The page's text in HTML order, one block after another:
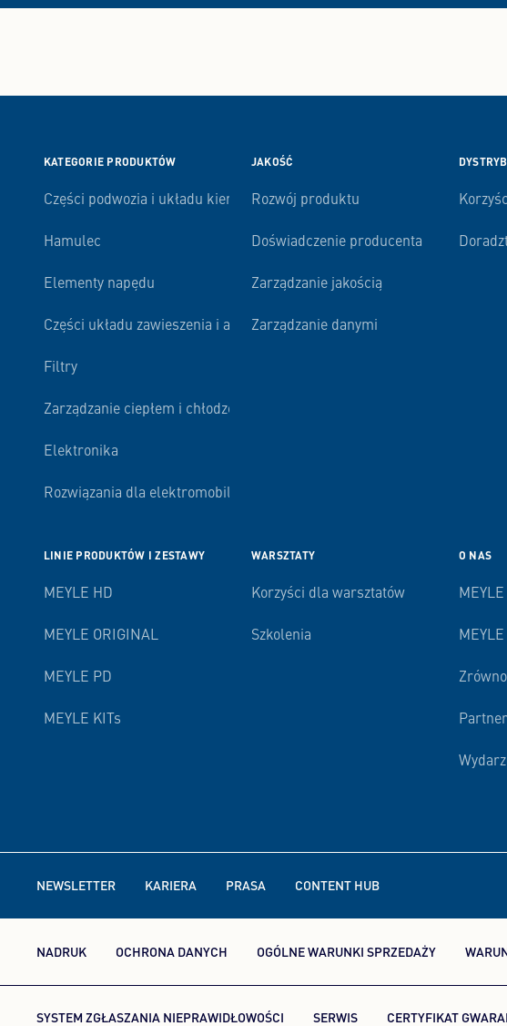
KATEGORIE PRODUKTÓW
Części podwozia i układu kierowniczego
Hamulec
Elementy napędu
Części układu zawieszenia i amortyzacji
Filtry
Zarządzanie ciepłem i chłodzenie silnika
Elektronika
Rozwiązania dla elektromobilności
LINIE PRODUKTÓW I ZESTAWY
MEYLE HD
MEYLE ORIGINAL
MEYLE PD
MEYLE KITs
JAKOŚĆ
Rozwój produktu
Doświadczenie producenta
Zarządzanie jakością
Zarządzanie danymi
WARSZTATY
Korzyści dla warsztatów
Szkolenia
O NAS
NEWSLETTER KARIERA PRASA CONTENT HUB
NADRUK OCHRONA DANYCH OGÓLNE WARUNKI SPRZEDAŻY
SYSTEM ZGŁASZANIA NIEPRAWIDŁOWOŚCI SERWIS CERTYFIKAT